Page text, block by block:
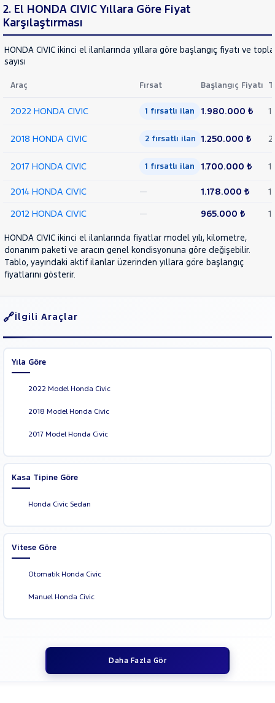
LANCIA
MAN
MERCEDES-
BENZ
MOTORSIKLET
PEUGEOT
SSANGYONG
SUBARU
TESLA
TOYOTA
VOLVO
2. El HONDA CIVIC Yıllara Göre Fiyat
Karşılaştırması
HONDA CIVIC ikinci el ilanlarında yıllara göre başlangıç fiyatı ve
sayısı
Araç Fırsat Başlangıç Fiyatı
2022 HONDA CIVIC 1 fırsatlı ilan 1.980.000 ₺ 1
2018 HONDA CIVIC 2 fırsatlı ilan 1.250.000 ₺ 2
2017 HONDA CIVIC 1 fırsatlı ilan 1.700.000 ₺ 1
2014 HONDA CIVIC — 1.178.000 ₺
1
2012 HONDA CIVIC
— 965.000 ₺ 1
HONDA CIVIC ikinci el ilanlarında fiyatlar model yılı, kilometre,
donanım paketi ve aracın genel kondisyonuna göre değişebilir.
Tablo, yayındaki aktif ilanlar üzerinden yıllara göre başlangıç
fiyatlarını gösterir.
İlgili Araçlar
Yıla Göre
2022 Model Honda Civic
2018 Model Honda Civic
2017 Model Honda Civic
Kasa Tipine Göre
Honda Civic Sedan
Vitese Göre
Otomatik Honda Civic
Manuel Honda Civic
Daha Fazla Gör